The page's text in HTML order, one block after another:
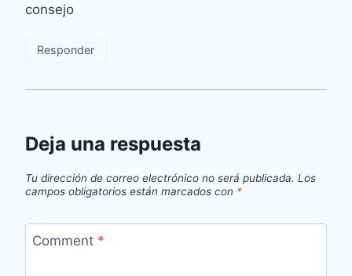
consejo
Responder
Deja una respuesta
Tu dirección de correo electrónico no será publicada. Los
campos obligatorios están marcados con *
Comment *